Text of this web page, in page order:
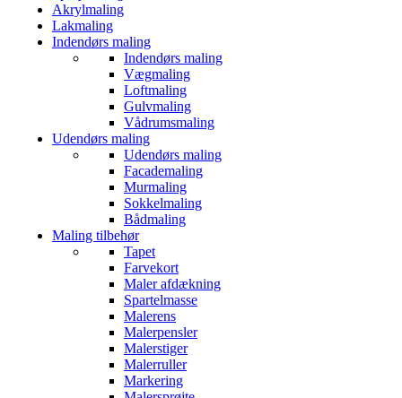
Akrylmaling
Lakmaling
Indendørs maling
Indendørs maling
Vægmaling
Loftmaling
Gulvmaling
Vådrumsmaling
Udendørs maling
Udendørs maling
Facademaling
Murmaling
Sokkelmaling
Bådmaling
Maling tilbehør
Tapet
Farvekort
Maler afdækning
Spartelmasse
Malerens
Malerpensler
Malerstiger
Malerruller
Markering